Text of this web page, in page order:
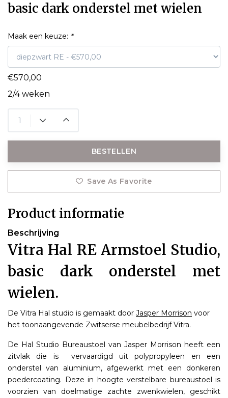
basic dark onderstel met wielen
Maak een keuze: *
€570,00
2/4 weken
BESTELLEN
Save As Favorite
Product informatie
Beschrijving
Vitra Hal RE Armstoel Studio,
basic dark onderstel met
wielen.
De Vitra Hal studio is gemaakt door Jasper Morrison voor
het toonaangevende Zwitserse meubelbedrijf Vitra.
De Hal Studio Bureaustoel van Jasper Morrison heeft een
zitvlak die is vervaardigd uit polypropyleen en een
onderstel van aluminium, afgewerkt met een donkeren
poedercoating. Deze in hoogte verstelbare bureaustoel is
voorzien van doelmatige zachte zwenkwielen, geschikt